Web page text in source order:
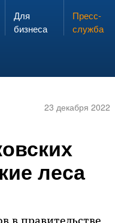
Запах газа?
ЗВОНИ 104
Для
бизнеса
Пресс-
служба
23 декабря 2022
леса